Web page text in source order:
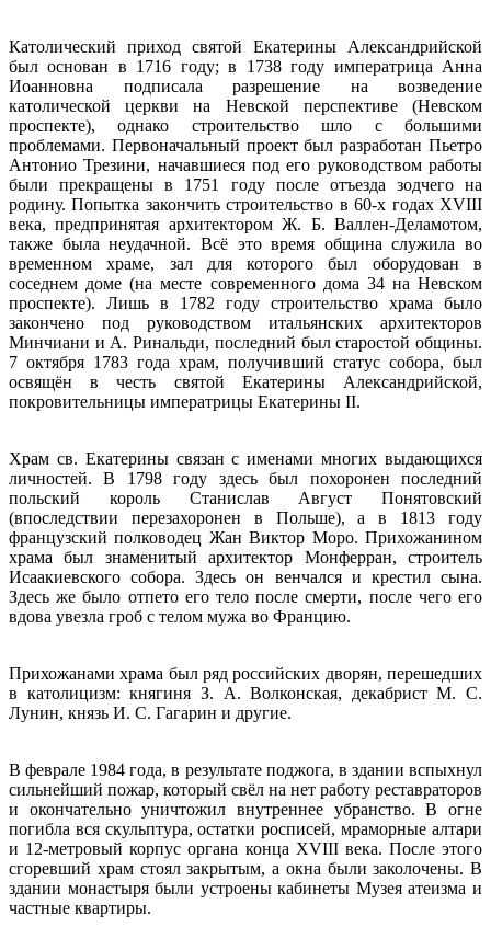
Католический приход святой Екатерины Александрийской
был основан в 1716 году; в 1738 году императрица Анна
Иоанновна подписала разрешение на возведение
католической церкви на Невской перспективе (Невском
проспекте), однако строительство шло с большими
проблемами. Первоначальный проект был разработан Пьетро
Антонио Трезини, начавшиеся под его руководством работы
были прекращены в 1751 году после отъезда зодчего на
родину. Попытка закончить строительство в 60-х годах XVIII
века, предпринятая архитектором Ж. Б. Валлен-Деламотом,
также была неудачной. Всё это время община служила во
временном храме, зал для которого был оборудован в
соседнем доме (на месте современного дома 34 на Невском
проспекте). Лишь в 1782 году строительство храма было
закончено под руководством итальянских архитекторов
Минчиани и А. Ринальди, последний был старостой общины.
7 октября 1783 года храм, получивший статус собора, был
освящён в честь святой Екатерины Александрийской,
покровительницы императрицы Екатерины II.
Храм св. Екатерины связан с именами многих выдающихся
личностей. В 1798 году здесь был похоронен последний
польский король Станислав Август Понятовский
(впоследствии перезахоронен в Польше), а в 1813 году
французский полководец Жан Виктор Моро. Прихожанином
храма был знаменитый архитектор Монферран, строитель
Исаакиевского собора. Здесь он венчался и крестил сына.
Здесь же было отпето его тело после смерти, после чего его
вдова увезла гроб с телом мужа во Францию.
Прихожанами храма был ряд российских дворян, перешедших
в католицизм: княгиня З. А. Волконская, декабрист М. С.
Лунин, князь И. С. Гагарин и другие.
В феврале 1984 года, в результате поджога, в здании вспыхнул
сильнейший пожар, который свёл на нет работу реставраторов
и окончательно уничтожил внутреннее убранство. В огне
погибла вся скульптура, остатки росписей, мраморные алтари
и 12-метровый корпус органа конца XVIII века. После этого
сгоревший храм стоял закрытым, а окна были заколочены. В
здании монастыря были устроены кабинеты Музея атеизма и
частные квартиры.